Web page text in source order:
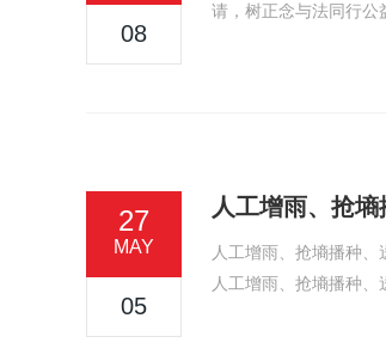
08
请，树正念与法同行公
27
MAY
05
人工增雨、抢
人工增雨、抢墒播种
人工增雨、抢墒播种、